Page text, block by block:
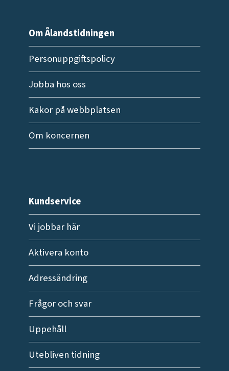
Om Ålandstidningen
Personuppgiftspolicy
Jobba hos oss
Kakor på webbplatsen
Om koncernen
Kundservice
Vi jobbar här
Aktivera konto
Adressändring
Frågor och svar
Uppehåll
Utebliven tidning